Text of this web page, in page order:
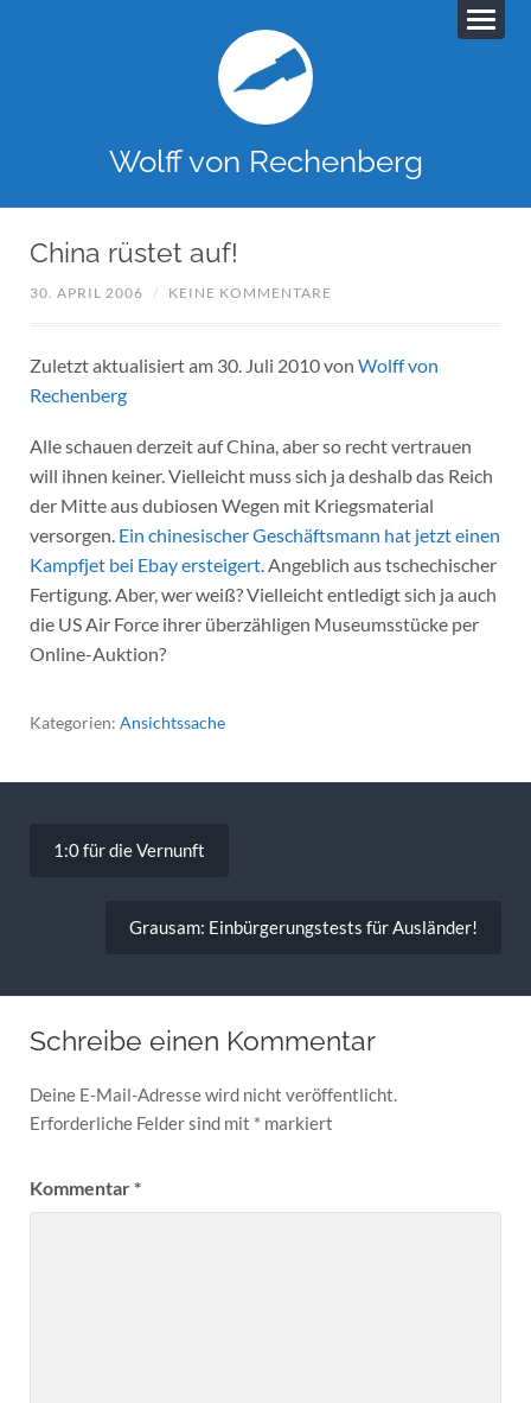
Wolff von Rechenberg
China rüstet auf!
30. APRIL 2006 / KEINE KOMMENTARE
Zuletzt aktualisiert am 30. Juli 2010 von Wolff von
Rechenberg
Alle schauen derzeit auf China, aber so recht vertrauen
will ihnen keiner. Vielleicht muss sich ja deshalb das Reich
der Mitte aus dubiosen Wegen mit Kriegsmaterial
versorgen.Ein chinesischer Geschäftsmann hat jetzt einen
Kampfjet bei Ebay ersteigert.Angeblich aus tschechischer
Fertigung. Aber, wer weiß? Vielleicht entledigt sich ja auch
die US Air Force ihrer überzähligen Museumsstücke per
Online-Auktion?
Kategorien: Ansichtssache
1:0 für die Vernunft
Grausam: Einbürgerungstests für Ausländer!
Schreibe einen Kommentar
Deine E-Mail-Adresse wird nicht veröffentlicht.
Erforderliche Felder sind mit * markiert
Kommentar*